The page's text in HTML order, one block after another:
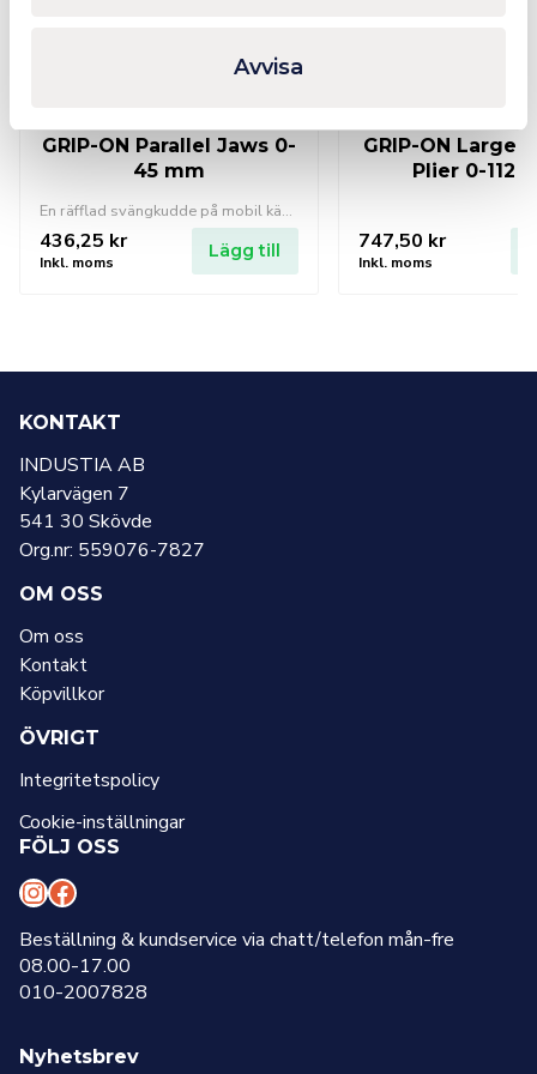
Avvisa
GRIP-ON Parallel Jaws 0-
45 mm
En räfflad svängkudde på mobil käke: Håll fast i avsmalnande ytor utan att glida. Helt plan kontakt av spetsar: Förhindrar avrundning av muttrar och bultar.
436,25 kr
Inkl. moms
Lägg till
GRIP-ON Large
Plier 0-112
747,50 kr
Inkl. moms
KONTAKT
INDUSTIA AB
Kylarvägen 7
541 30 Skövde
Org.nr: 559076-7827
OM OSS
Om oss
Kontakt
Köpvillkor
ÖVRIGT
Integritetspolicy
Cookie-inställningar
FÖLJ OSS
I
n
s
t
a
F
a
c
e
b
Beställning & kundservice via chatt/telefon mån-fre
08.00-17.00
010-2007828
Nyhetsbrev